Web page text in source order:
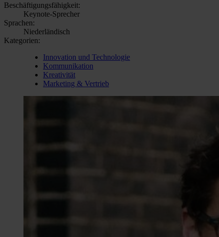
Beschäftigungsfähigkeit:
Keynote-Sprecher
Sprachen:
Niederländisch
Kategorien:
Innovation und Technologie
Kommunikation
Kreativität
Marketing & Vertrieb